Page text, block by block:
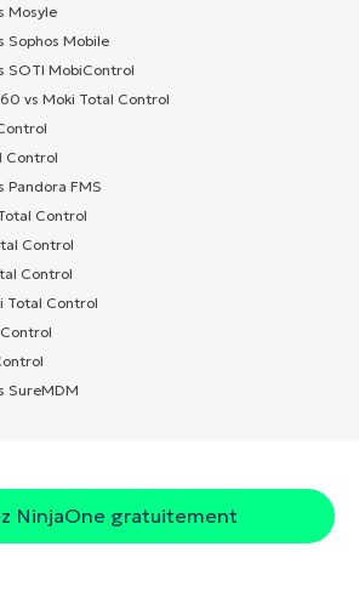
Mosyle
Sophos Mobile
SOTI MobiControl
vs Moki Total Control
Control
Pandora FMS
Control
Control
Control
Total Control
SureMDM
NinjaOne gratuitement